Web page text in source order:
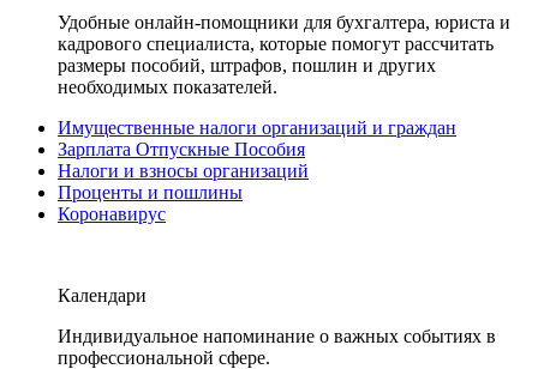
Удобные онлайн-помощники для бухгалтера, юриста и
кадрового специалиста, которые помогут рассчитать
размеры пособий, штрафов, пошлин и других
необходимых показателей.
Имущественные налоги организаций и граждан
Зарплата Отпускные Пособия
Налоги и взносы организаций
Проценты и пошлины
Коронавирус
Календари
Индивидуальное напоминание о важных событиях в
профессиональной сфере.